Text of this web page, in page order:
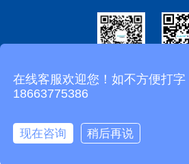
微信公众号 移动
系统 矿用皮带集控系统
站长统计
在线客服欢迎您！如不方便打
18663775386
现在咨询
稍后再说
在线咨询